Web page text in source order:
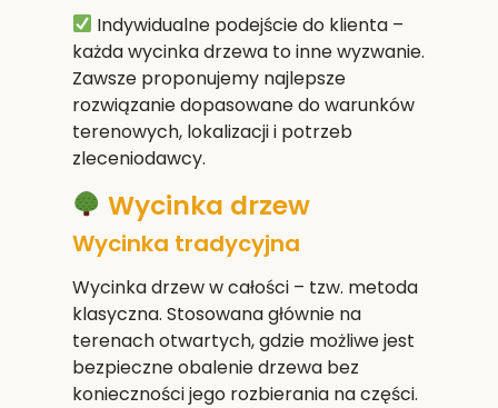
Indywidualne podejście do klienta–
każda wycinka drzewa to inne wyzwanie.
Zawsze proponujemy najlepsze
rozwiązanie dopasowane do warunków
terenowych, lokalizacji i potrzeb
zleceniodawcy.
Wycinka drzew
Wycinka tradycyjna
Wycinka drzew w całości – tzw. metoda
klasyczna. Stosowana głównie na
terenach otwartych, gdzie możliwe jest
bezpieczne obalenie drzewa bez
konieczności jego rozbierania na części.